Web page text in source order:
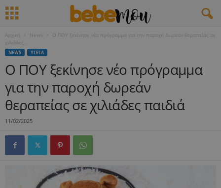
Αρχική News
Ο ΠΟΥ ξεκίνησε νέο πρόγραμμα για την παροχή δωρεάν θεραπείας σε
χιλιάδες...
NEWS ΥΓΕΊΑ
Ο ΠΟΥ ξεκίνησε νέο πρόγραμμα
για την παροχή δωρεάν
θεραπείας σε χιλιάδες παιδιά
11/02/2025